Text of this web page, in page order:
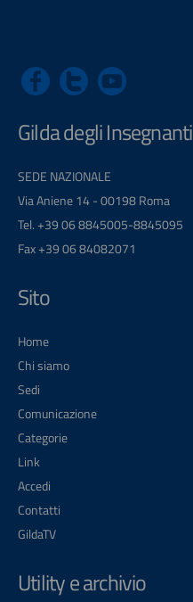
Gilda degli Insegnanti
SEDE NAZIONALE
Via Aniene 14 - 00198 Roma
Tel. +39 06 8845005-8845095
Fax +39 06 84082071
Sito
Home
Chi siamo
Sedi
Comunicazione
Categorie
Link
Accedi
Contatti
GildaTV
Utility e archivio